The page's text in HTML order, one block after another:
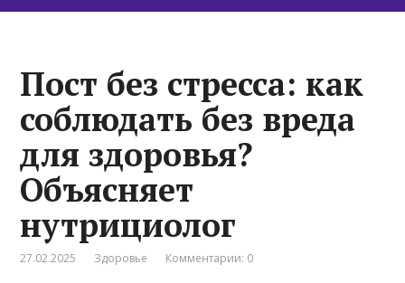
Пост без стресса: как
соблюдать без вреда
для здоровья?
Объясняет
нутрициолог
27.02.2025 Здоровье Комментарии: 0